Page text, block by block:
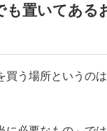
も置いてある
買う場所というの